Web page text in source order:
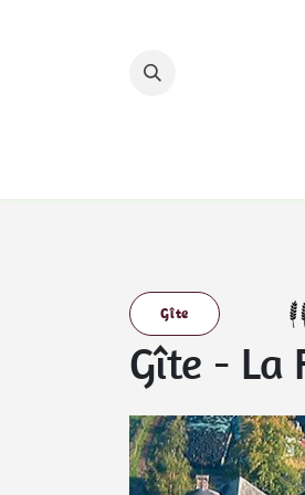
Gîte
Gîte - La